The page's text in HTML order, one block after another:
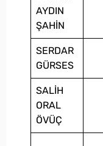
AYDIN
ŞAHİN
SERDAR
GÜRSES
SALİH
ORAL
ÖVÜÇ